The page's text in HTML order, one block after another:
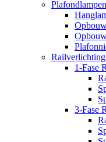
Plafondlampen
Railverlichting
1-Fase
3-Fase